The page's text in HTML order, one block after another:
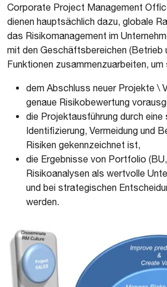
Corporate Project Management
dienen hauptsächlich dazu, globale
das Risikomanagement im
mit den Geschäftsbereichen (Betrieb
Funktionen zusammenzuarbeiten,
dem Abschluss neuer Projekte \
genaue Risikobewertung
die Projektausführung durch
Identifizierung, Vermeidung und
Risiken gekennzeichnet ist,
die Ergebnisse von Portfolio
Risikoanalysen als wertvolle
und bei strategischen
werden.